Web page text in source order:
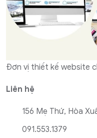
Đơn vị thiết kế website
Liên hệ
156 Mẹ Thứ, Hòa
091.553.1379